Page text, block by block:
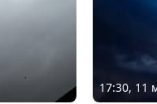
17:30, 11